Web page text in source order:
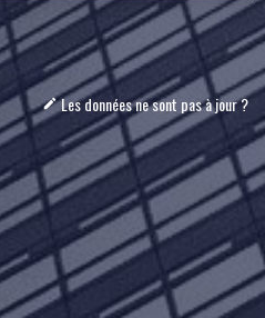
mode_editLes données ne sont pas à jour ?